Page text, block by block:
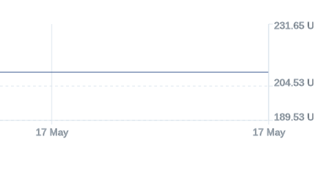
17 May 17 May
189.53 USD
204.53 USD
231.65 USD